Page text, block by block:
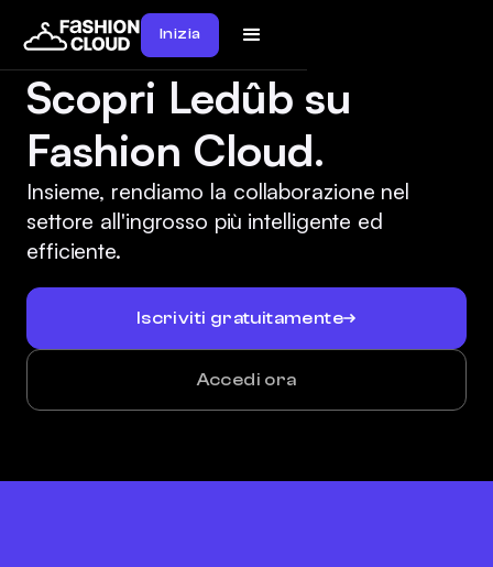
Inizia
Scopri Ledûb su
Fashion Cloud.
Insieme, rendiamo la collaborazione nel
settore all'ingrosso più intelligente ed
efficiente.
Iscriviti gratuitamente
Accedi ora